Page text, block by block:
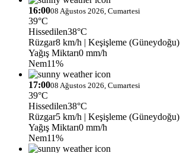
16:0008 Ağustos 2026, Cumartesi
39°C
Hissedilen38°C
Rüzgar8 km/h | Keşişleme (Güneydoğu)
Yağış Miktarı0 mm/h
Nem11%
17:0008 Ağustos 2026, Cumartesi
39°C
Hissedilen38°C
Rüzgar5 km/h | Keşişleme (Güneydoğu)
Yağış Miktarı0 mm/h
Nem11%